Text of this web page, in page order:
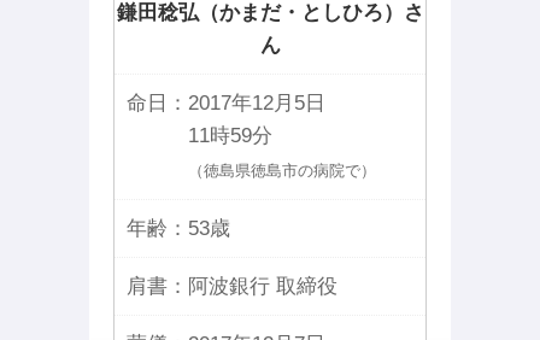
鎌田稔弘（かまだ・としひろ）さ
ん
命日： 2017年12月5日
11時59分
（徳島県徳島市の病院で）
年齢： 53歳
肩書： 阿波銀行 取締役